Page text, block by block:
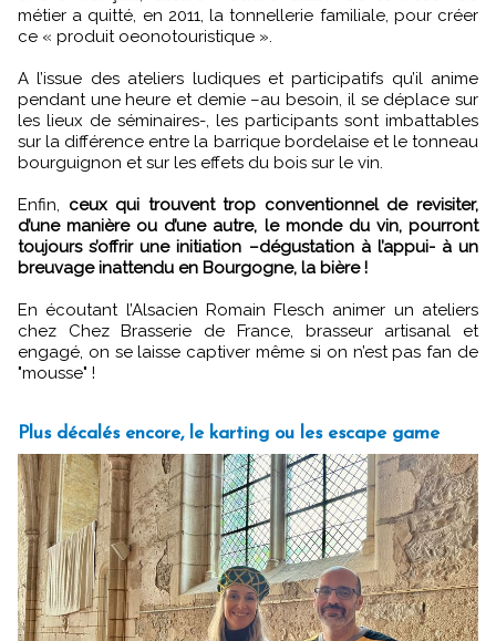
métier a quitté, en 2011, la tonnellerie familiale, pour créer
ce « produit oeonotouristique ».
A l’issue des ateliers ludiques et participatifs qu’il anime
pendant une heure et demie –au besoin, il se déplace sur
les lieux de séminaires-, les participants sont imbattables
sur la différence entre la barrique bordelaise et le tonneau
bourguignon et sur les effets du bois sur le vin.
Enfin, ceux qui trouvent trop conventionnel de revisiter,
d’une manière ou d’une autre, le monde du vin, pourront
toujours s’offrir une initiation –dégustation à l’appui- à un
breuvage inattendu en Bourgogne, la bière !
En écoutant l’Alsacien Romain Flesch animer un ateliers
chez Chez Brasserie de France, brasseur artisanal et
engagé, on se laisse captiver même si on n’est pas fan de
"mousse" !
Plus décalés encore, le karting ou les escape game